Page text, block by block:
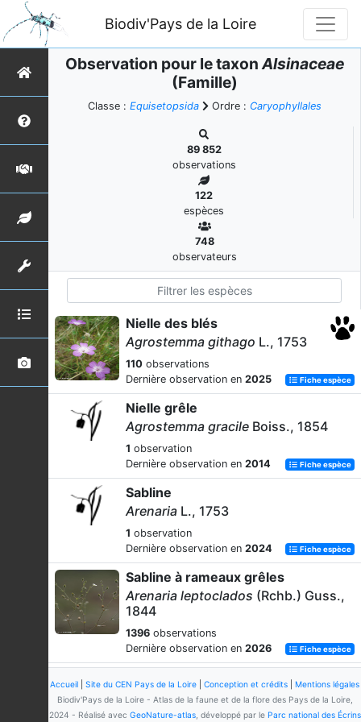
Biodiv'Pays de la Loire
Observation pour le taxonAlsinaceae
(Famille)
Classe : Equisetopsida Ordre : Caryophyllales
89 852
observations
122
espèces
748
observateurs
Nielle des blés
Agrostemma githago L., 1753
110 observations
Dernière observation en 2025 Fiche espèce
Nielle grêle
Agrostemma gracile Boiss., 1854
1 observation
Dernière observation en 2014 Fiche espèce
Sabline
Arenaria L., 1753
1 observation
Dernière observation en 2024 Fiche espèce
Sabline à rameaux grêles
Arenaria leptoclados (Rchb.) Guss.,
1844
1396 observations
Dernière observation en 2026 Fiche espèce
Sabline des montagnes
Arenaria montanaL., 1755
129observations
Accueil Site du CEN Pays de la Loire Conception et crédits
Mentions légales
Biodiv'Pays de la Loire - Atlas de la faune et de la flore des Pays de la Loire,
2024 - Réalisé avec GeoNature-atlas, développé par le Parc national des Écrins